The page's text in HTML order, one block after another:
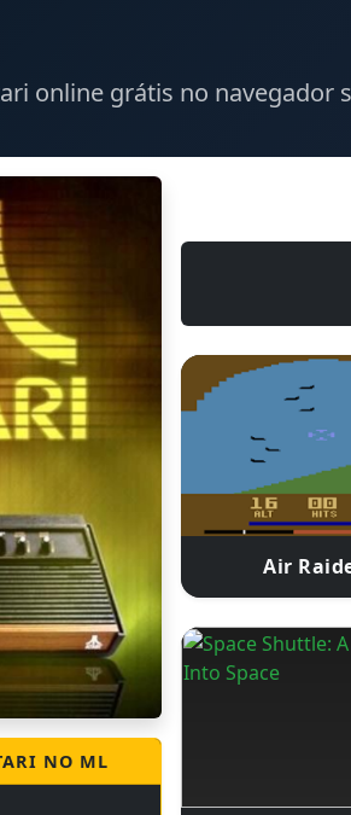
online grátis no navegador
NO ML
Air